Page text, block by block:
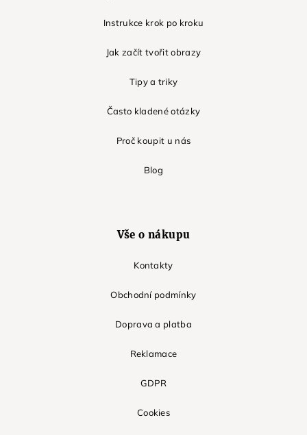
Instrukce krok po kroku
Jak začít tvořit obrazy
Tipy a triky
Často kladené otázky
Proč koupit u nás
Blog
Vše o nákupu
Kontakty
Obchodní podmínky
Doprava a platba
Reklamace
GDPR
Cookies